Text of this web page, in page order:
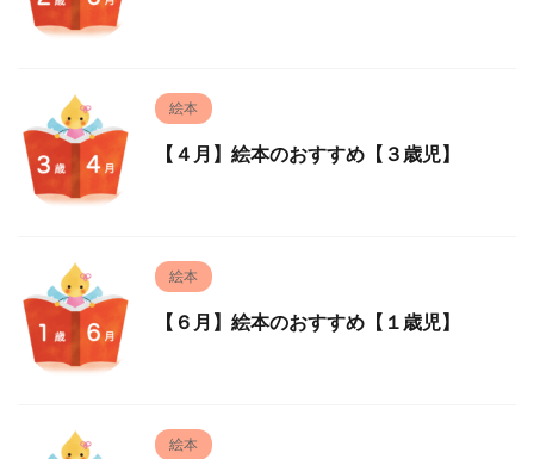
絵本
【４月】絵本のおすすめ【３歳児】
絵本
【６月】絵本のおすすめ【１歳児】
絵本